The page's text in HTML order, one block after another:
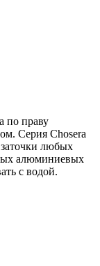
по праву
Серия Chosera
любых
алюминиевых
с водой.